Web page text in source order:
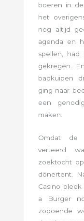
boeren in
het
nog altijd
agenda en
spellen,
gekregen.
badkuipen
ging naar
een
maken.
Omdat de
verteerd
zoektocht
dönertent.
Casino
a Burger
zodoende